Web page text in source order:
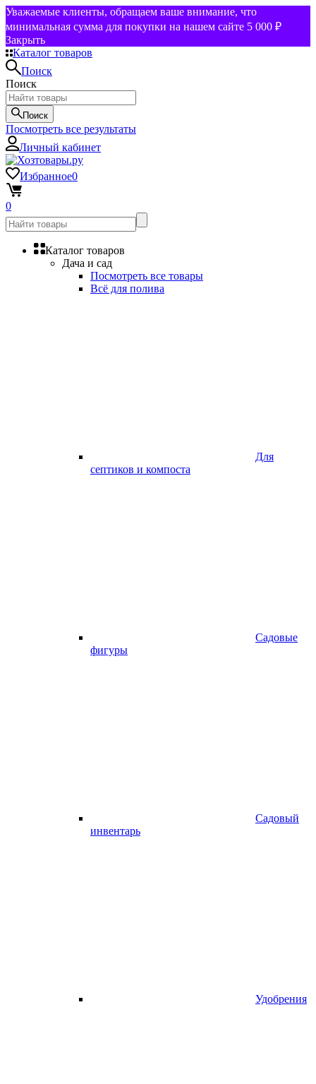
Уважаемые клиенты, обращаем ваше внимание, что
минимальная сумма для покупки на нашем сайте 5 000 ₽
Закрыть
Каталог товаров
Поиск
Поиск
Поиск
Посмотреть все результаты
Личный кабинет
Избранное0
0
Каталог товаров
Дача и сад
Посмотреть все товары
Всё для полива
Для
септиков и компоста
Садовые
фигуры
Садовый
инвентарь
Удобрения